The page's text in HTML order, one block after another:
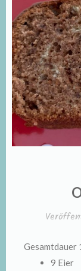
Gesamtdauer
9 Eier